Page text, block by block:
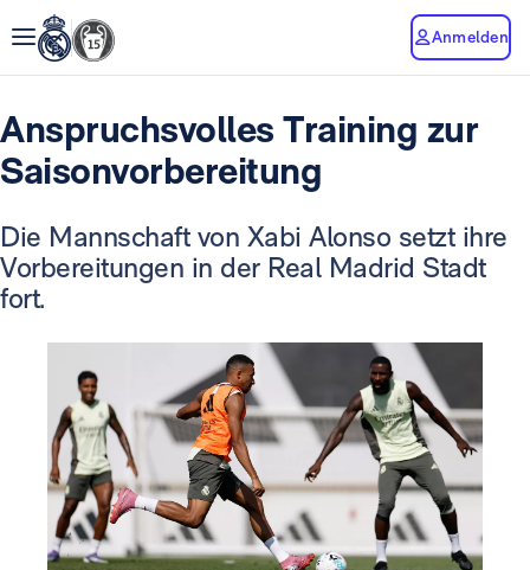
Anmelden
Anspruchsvolles Training zur
Saisonvorbereitung
Die Mannschaft von Xabi Alonso setzt ihre
Vorbereitungen in der Real Madrid Stadt
fort.